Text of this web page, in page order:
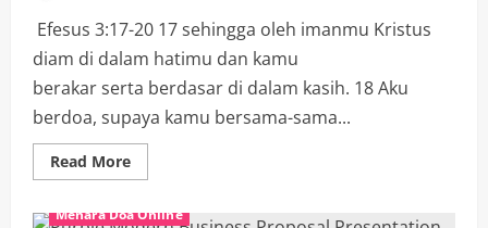
Efesus 3:17-20 17 sehingga oleh imanmu Kristus
diam di dalam hatimu dan kamu
berakar serta berdasar di dalam kasih. 18 Aku
berdoa, supaya kamu bersama-sama...
Read More
Menara Doa Online